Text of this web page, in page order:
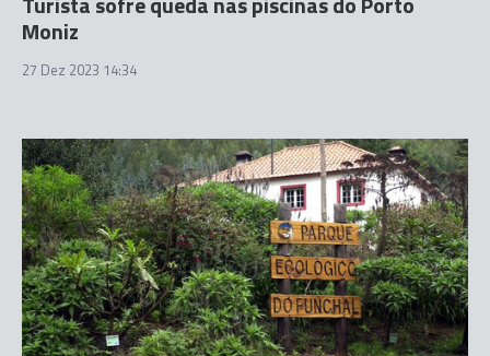
Moniz
27 Dez 2023 14:34